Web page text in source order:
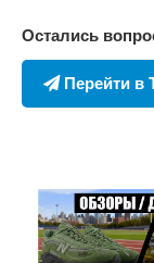
Остались
Перейти в